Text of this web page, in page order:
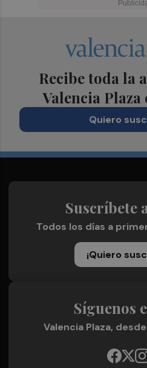
Recibe toda la
Valencia
Quiero
Suscríbete
Todos los días a
¡Quiero
Síguenos
Valencia Plaza,